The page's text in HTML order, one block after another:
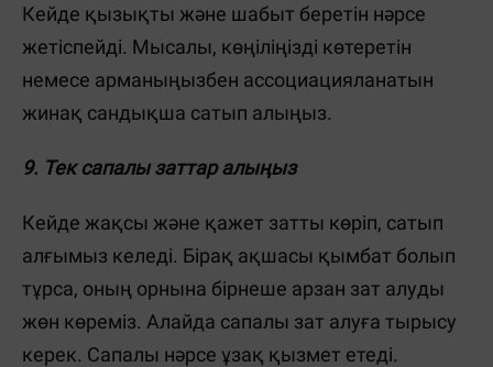
Кейде қызықты және шабыт беретін нәрсе
жетіспейді. Мысалы, көңіліңізді көтеретін
немесе арманыңызбен ассоциацияланатын
жинақ сандықша сатып алыңыз.
9. Тек сапалы заттар алыңыз
Кейде жақсы және қажет затты көріп, сатып
алғымыз келеді. Бірақ ақшасы қымбат болып
тұрса, оның орнына бірнеше арзан зат алуды
жөн көреміз. Алайда сапалы зат алуға тырысу
керек. Сапалы нәрсе ұзақ қызмет етеді.